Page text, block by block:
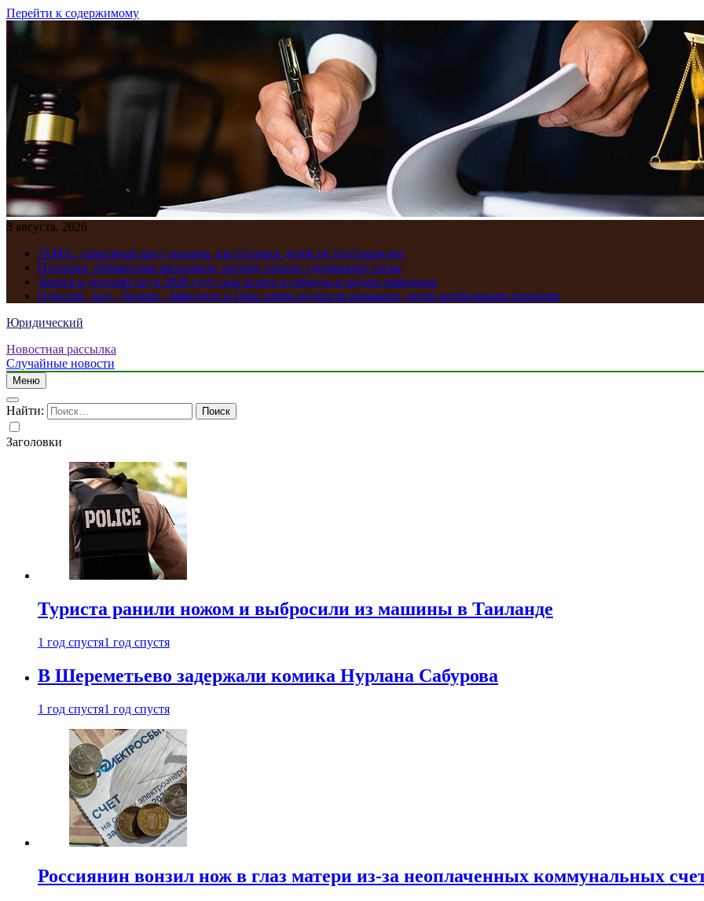
Перейти к содержимому
8 августа, 2026
JAMA : серьезный вред экранов для психики детей не подтвержден
Психолог Абравитова рассказала, почему опасно сдерживать слезы
Запись в детский сад в 2026 году: как встать в очередь и подать заявление
Одиссей, Аид, Дионис, Афродита и Гера: зачем родители называют детей необычными именами
Юридический
Новостная рассылка
Случайные новости
Меню
Найти:
Заголовки
Туриста ранили ножом и выбросили из машины в Таиланде
1 год спустя1 год спустя
В Шереметьево задержали комика Нурлана Сабурова
1 год спустя1 год спустя
Россиянин вонзил нож в глаз матери из-за неоплаченных коммунальных